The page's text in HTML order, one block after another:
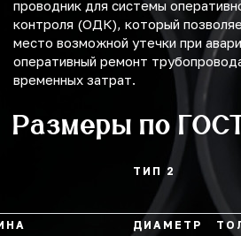
проводник для системы
контроля (ОДК), который
место возможной утечки при
оперативный ремонт
временных затрат.
Размеры по
ТИП 2
ДИАМЕТР